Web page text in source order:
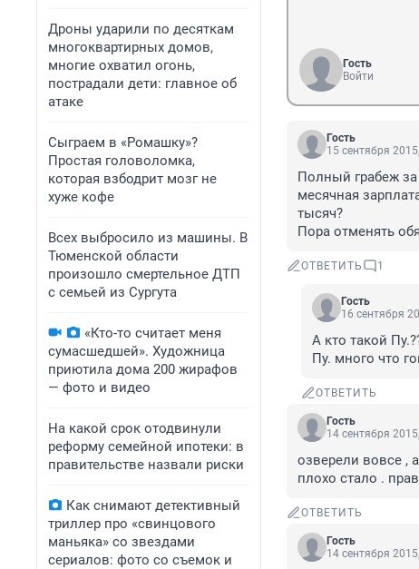
Дроны ударили по десяткам
многоквартирных домов,
многие охватил огонь,
пострадали дети: главное об
атаке
Сыграем в «Ромашку»?
Простая головоломка,
которая взбодрит мозг не
хуже кофе
Всех выбросило из машины. В
Тюменской области
произошло смертельное ДТП
с семьей из Сургута
«Кто-то считает меня
сумасшедшей». Художница
приютила дома 200 жирафов
— фото и видео
На какой срок отодвинули
реформу семейной ипотеки: в
правительстве назвали риски
Как снимают детективный
триллер про «свинцового
маньяка» со звездами
сериалов: фото со съемок и
Гость
Войти
Гость
15 сентября
Полный грабеж за
месячная
тысяч?
Пора отменять
ОТВЕТИТЬ 1
Гость
16 сентября
А кто такой
Пу. много что
ОТВЕТИТЬ
Гость
14 сентября
озверели вовсе ,
плохо стало .
ОТВЕТИТЬ
Гость
14 сентября